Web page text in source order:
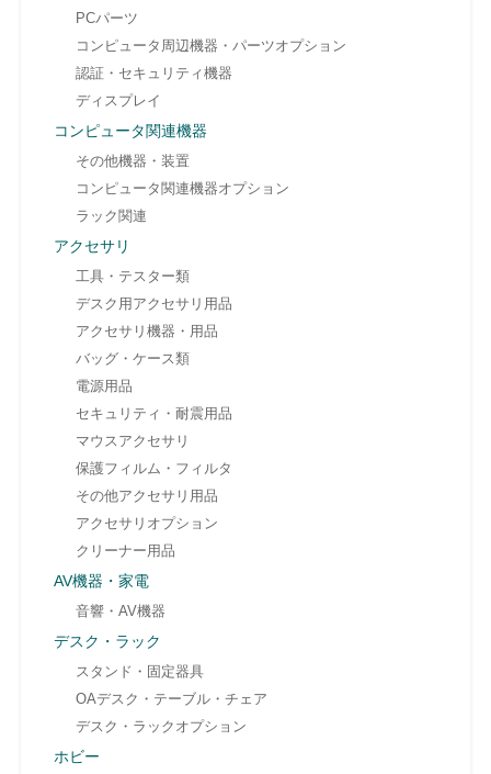
PCパーツ
コンピュータ周辺機器・パーツオプション
認証・セキュリティ機器
ディスプレイ
コンピュータ関連機器
その他機器・装置
コンピュータ関連機器オプション
ラック関連
アクセサリ
工具・テスター類
デスク用アクセサリ用品
アクセサリ機器・用品
バッグ・ケース類
電源用品
セキュリティ・耐震用品
マウスアクセサリ
保護フィルム・フィルタ
その他アクセサリ用品
アクセサリオプション
クリーナー用品
AV機器・家電
音響・AV機器
デスク・ラック
スタンド・固定器具
OAデスク・テーブル・チェア
デスク・ラックオプション
ホビー